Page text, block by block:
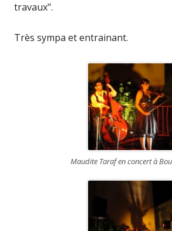
travaux".
Très sympa et entrainant.
Maudite Taraf en concert à